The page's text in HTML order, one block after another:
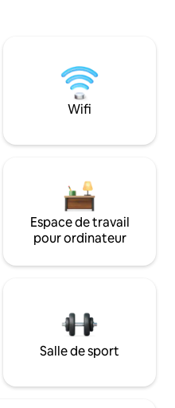
Wifi
Espace de travail
pour ordinateur
Salle de sport